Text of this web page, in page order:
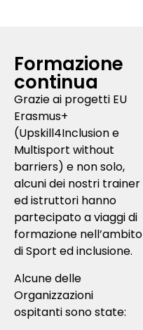
Formazione
continua
Grazie ai progetti EU
Erasmus+
(Upskill4Inclusion e
Multisport without
barriers) e non solo,
alcuni dei nostri trainer
ed istruttori hanno
partecipato a viaggi di
formazione nell’ambito
di Sport ed inclusione.
Alcune delle
Organizzazioni
ospitanti sono state: